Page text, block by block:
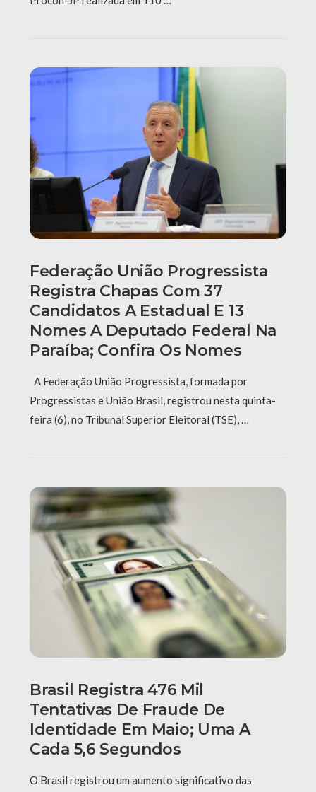
Federação União Progressista
Registra Chapas Com 37
Candidatos A Estadual E 13
Nomes A Deputado Federal Na
Paraíba; Confira Os Nomes
A Federação União Progressista, formada por
Progressistas e União Brasil, registrou nesta quinta-
feira (6), no Tribunal Superior Eleitoral (TSE), …
Brasil Registra 476 Mil
Tentativas De Fraude De
Identidade Em Maio; Uma A
Cada 5,6 Segundos
O Brasil registrou um aumento significativo das